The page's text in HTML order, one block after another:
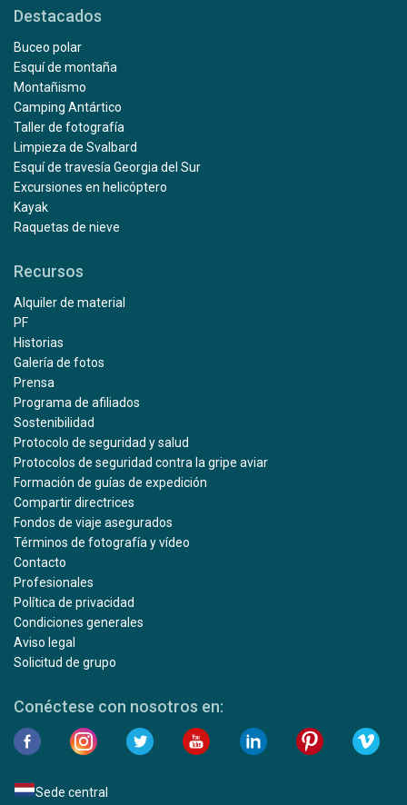
Destacados
Buceo polar
Esquí de montaña
Montañismo
Camping Antártico
Taller de fotografía
Limpieza de Svalbard
Esquí de travesía Georgia del Sur
Excursiones en helicóptero
Kayak
Raquetas de nieve
Recursos
Alquiler de material
PF
Historias
Galería de fotos
Prensa
Programa de afiliados
Sostenibilidad
Protocolo de seguridad y salud
Protocolos de seguridad contra la gripe aviar
Formación de guías de expedición
Compartir directrices
Fondos de viaje asegurados
Términos de fotografía y vídeo
Contacto
Profesionales
Política de privacidad
Condiciones generales
Aviso legal
Solicitud de grupo
Conéctese con nosotros en:
Sede central